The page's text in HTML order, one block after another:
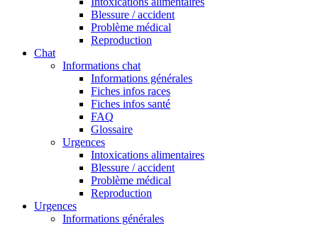
Blessure / accident
Problème médical
Reproduction
Chat
Informations chat
Informations générales
Fiches infos races
Fiches infos santé
FAQ
Glossaire
Urgences
Intoxications alimentaires
Blessure / accident
Problème médical
Reproduction
Urgences
Informations générales